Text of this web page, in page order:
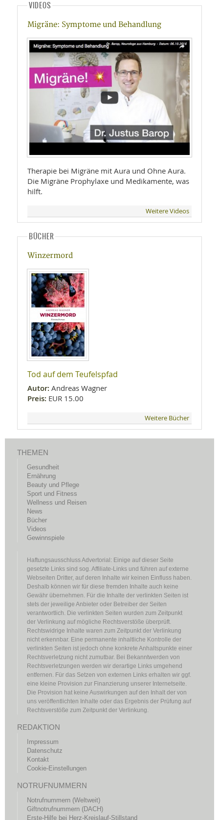
VIDEOS
Migräne: Symptome und Behandlung
Therapie bei Migräne mit Aura und Ohne Aura.
Die Migräne Prophylaxe und Medikamente, was
hilft.
Weitere Videos
BÜCHER
Winzermord
Tod auf dem Teufelspfad
Autor: Andreas Wagner
Preis: EUR 15.00
Weitere Bücher
THEMEN
Gesundheit
Ernährung
Beauty und Pflege
Sport und Fitness
Wellness und Reisen
News
Bücher
Videos
Gewinnspiele
Haftungsausschluss Advertorial: Einige auf dieser Seite
gesetzte Links sind sog. Affiliate-Links und führen auf externe
Webseiten Dritter, auf deren Inhalte wir keinen Einfluss haben.
Deshalb können wir für diese fremden Inhalte auch keine
Gewähr übernehmen. Für die Inhalte der verlinkten Seiten ist
stets der jeweilige Anbieter oder Betreiber der Seiten
verantwortlich. Die verlinkten Seiten wurden zum Zeitpunkt
der Verlinkung auf mögliche Rechtsverstöße überprüft.
Rechtswidrige Inhalte waren zum Zeitpunkt der Verlinkung
nicht erkennbar. Eine permanente inhaltliche Kontrolle der
verlinkten Seiten ist jedoch ohne konkrete Anhaltspunkte einer
Rechtsverletzung nicht zumutbar. Bei Bekanntwerden von
Rechtsverletzungen werden wir derartige Links umgehend
entfernen. Für das Setzen von externen Links erhalten wir ggf.
eine kleine Provision zur Finanzierung unserer Internetseite.
Die Provision hat keine Auswirkungen auf den Inhalt der von
uns veröffentlichten Inhalte oder das Ergebnis der Prüfung auf
Rechtsverstöße zum Zeitpunkt der Verlinkung.
REDAKTION
Impressum
Datenschutz
Kontakt
Cookie-Einstellungen
NOTRUFNUMMERN
Notrufnummern (Weltweit)
Giftnotrufnummern (DACH)
Erste-Hilfe bei Herz-Kreislauf-Stillstand